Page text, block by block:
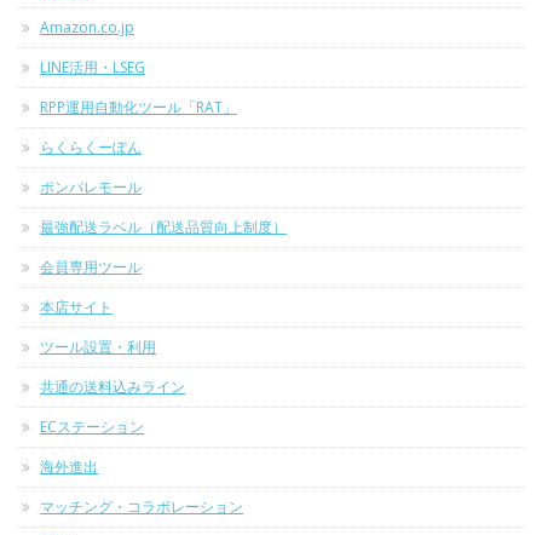
Amazon.co.jp
LINE活用・LSEG
RPP運用自動化ツール「RAT」
らくらくーぽん
ポンパレモール
最強配送ラベル（配送品質向上制度）
会員専用ツール
本店サイト
ツール設置・利用
共通の送料込みライン
ECステーション
海外進出
マッチング・コラボレーション